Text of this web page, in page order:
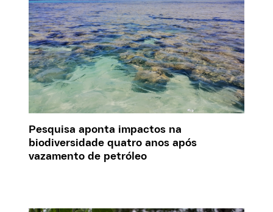
Pesquisa aponta impactos na
biodiversidade quatro anos após
vazamento de petróleo